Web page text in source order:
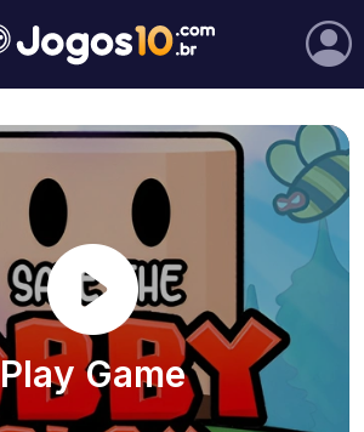
Play Game